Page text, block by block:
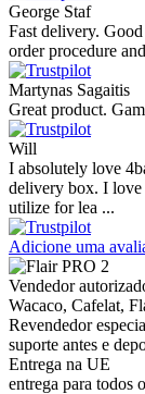
George Staf
Fast delivery.
order procedure
Martynas Sagaitis
Great product.
Will
I absolutely love
delivery box. I love
utilize for lea ...
Adicione uma
Vendedor
Wacaco, Cafelat,
Revendedor
suporte antes e
Entrega na UE
entrega para todos